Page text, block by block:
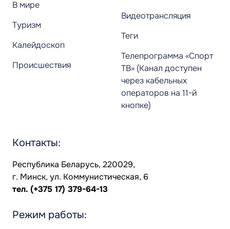
В мире
Туризм
Калейдоскоп
Происшествия
Видеотрансляция
Теги
Телепрограмма «Спорт
ТВ» (Канал доступен
через кабельных
операторов на 11-й
кнопке)
Контакты:
Республика Беларусь, 220029,
г. Минск, ул. Коммунистическая, 6
тел. (+375 17) 379-64-13
Режим работы: